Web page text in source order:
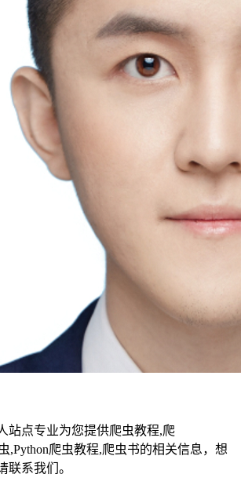
站点专业为您提供爬虫教程,爬
,Python爬虫教程,爬虫书的相关信息，想
联系我们。